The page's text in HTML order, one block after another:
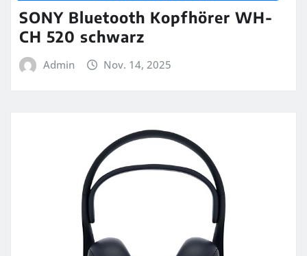
SONY Bluetooth Kopfhörer WH-
CH 520 schwarz
Admin Nov. 14, 2025